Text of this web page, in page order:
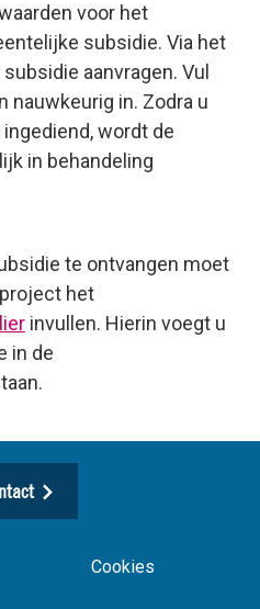
voor het
subsidie. Via het
aanvragen. Vul
nauwkeurig in. Zodra u
wordt de
in behandeling
te ontvangen moet
het
invullen. Hierin voegt u
in de
Cookies